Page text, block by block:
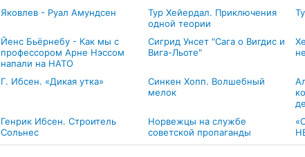
Яковлев - Руал Амундсен
Тур Хейердал. Приключения
одной теории
Йенс Бьёрнебу - Как мы с
профессором Арне Нэссом
напали на НАТО
Сигрид Унсет "Сага о Вигдис и
Вига-Льоте"
Г. Ибсен. «Дикая утка»
Синкен Хопп. Волшебный
мелок
Генрик Ибсен. Строитель
Сольнес
Норвежцы на службе
советской пропаганды